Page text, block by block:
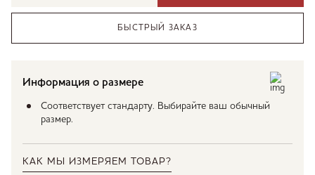
БЫСТРЫЙ ЗАКАЗ
Информация о размере
Соответствует стандарту. Выбирайте ваш обычный
размер.
КАК МЫ ИЗМЕРЯЕМ ТОВАР?